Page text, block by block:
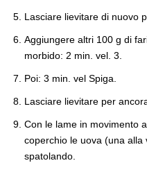
Lasciare lievitare di nuovo
Aggiungere altri 100 g di
morbido: 2 min. vel. 3.
Poi: 3 min. vel Spiga.
Lasciare lievitare per
Con le lame in movimento
coperchio le uova (una alla
spatolando.